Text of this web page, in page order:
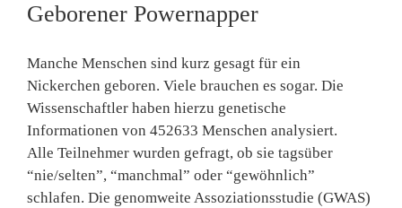
Geborener Powernapper
Manche Menschen sind kurz gesagt für ein
Nickerchen geboren. Viele brauchen es sogar. Die
Wissenschaftler haben hierzu genetische
Informationen von 452633 Menschen analysiert.
Alle Teilnehmer wurden gefragt, ob sie tagsüber
“nie/selten”, “manchmal” oder “gewöhnlich”
schlafen. Die genomweite Assoziationsstudie (GWAS)